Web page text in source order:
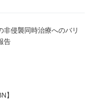
非侵襲同時治療へのバリ
告
】